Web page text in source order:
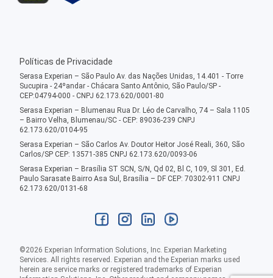
Políticas de Privacidade
Serasa Experian – São Paulo Av. das Nações Unidas, 14.401 - Torre
Sucupira - 24ºandar - Chácara Santo Antônio, São Paulo/SP -
CEP:04794-000 - CNPJ 62.173.620/0001-80
Serasa Experian – Blumenau Rua Dr. Léo de Carvalho, 74 – Sala 1105
– Bairro Velha, Blumenau/SC - CEP: 89036-239 CNPJ
62.173.620/0104-95
Serasa Experian – São Carlos Av. Doutor Heitor José Reali, 360, São
Carlos/SP CEP: 13571-385 CNPJ 62.173.620/0093-06
Serasa Experian – Brasília ST SCN, S/N, Qd 02, Bl C, 109, Sl 301, Ed.
Paulo Sarasate Bairro Asa Sul, Brasília – DF CEP: 70302-911 CNPJ
62.173.620/0131-68
©2026 Experian Information Solutions, Inc. Experian Marketing
Services. All rights reserved. Experian and the Experian marks used
herein are service marks or registered trademarks of Experian